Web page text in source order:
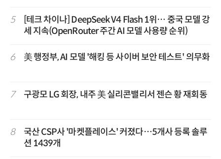
5
[테크 차이나] DeepSeek V4 Flash 1위… 중국 모델 강
세 지속(OpenRouter 주간 AI 모델 사용량 순위)
6 美 행정부, AI 모델 '해킹 등 사이버 보안 테스트' 의무화
7 구광모 LG 회장, 내주 美 실리콘밸리서 젠슨 황 재회동
8
국산 CSP사 '마켓플레이스' 커졌다…5개사 등록 솔루
션 1439개